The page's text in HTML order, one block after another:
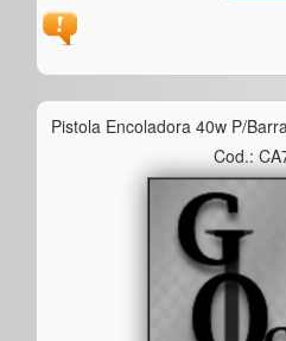
Pistola Encoladora 40w P/
Cod.: